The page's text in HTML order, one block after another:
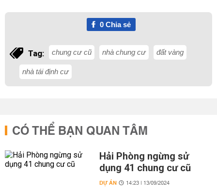
0Chia sẻ
Tag: chung cư cũ nhà chung cư đất vàng
nhà tái định cư
CÓ THỂ BẠN QUAN TÂM
Hải Phòng ngừng sử
dụng 41 chung cư cũ
DỰ ÁN 14:23 | 13/09/2024